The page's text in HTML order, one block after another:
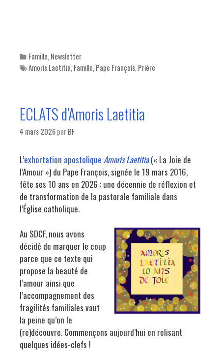
Categories
Famille, Newsletter
Tags
Amoris Laetitia, Famille, Pape François, Prière
ECLATS d’Amoris Laetitia
4 mars 2026parBF
L’exhortation apostolique Amoris Laetitia(« La Joie de
l’Amour ») du Pape François, signée le 19 mars 2016,
fête ses 10 ans en 2026 : une décennie de réflexion et
de transformation de la pastorale familiale dans
l’Église catholique.
Au SDCF, nous avons
décidé de marquer le coup
parce que ce texte qui
propose la beauté de
l’amour ainsi que
l’accompagnement des
fragilités familiales vaut
la peine qu’on le
(re)découvre. Commençons aujourd’hui en relisant
quelques idées-clefs !